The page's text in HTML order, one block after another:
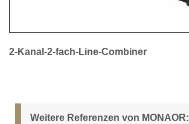
2-Kanal-2-fach-Line-Combiner
Weitere Referenzen von MONAOR: